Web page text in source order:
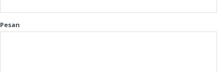
Pesan